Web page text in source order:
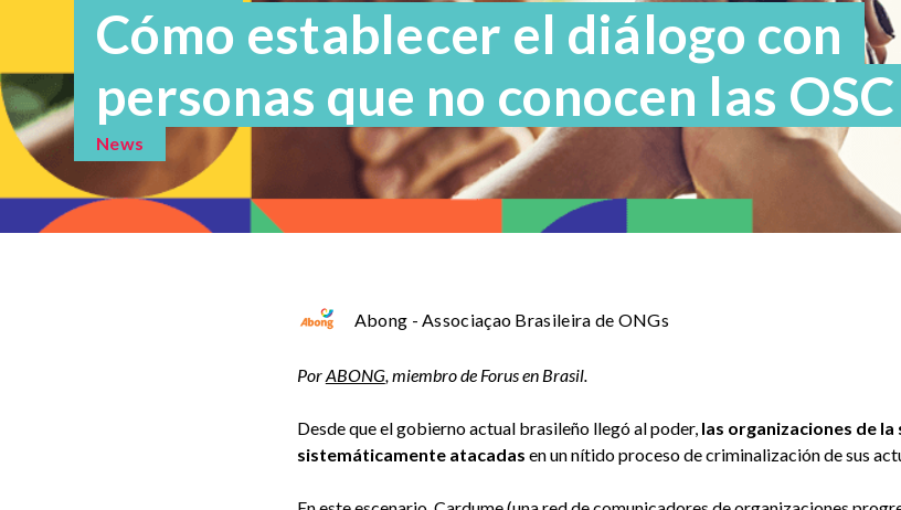
Cómo establecer el diálogo con
personas que no conocen las OSC
News
Abong - Associaçao Brasileira de ONGs
PorABONG, miembro de Forus en Brasil.
Desde que el gobierno actual brasileño llegó al poder,las organizaciones de la
sistemáticamente atacadas en un nítido proceso de criminalización de sus